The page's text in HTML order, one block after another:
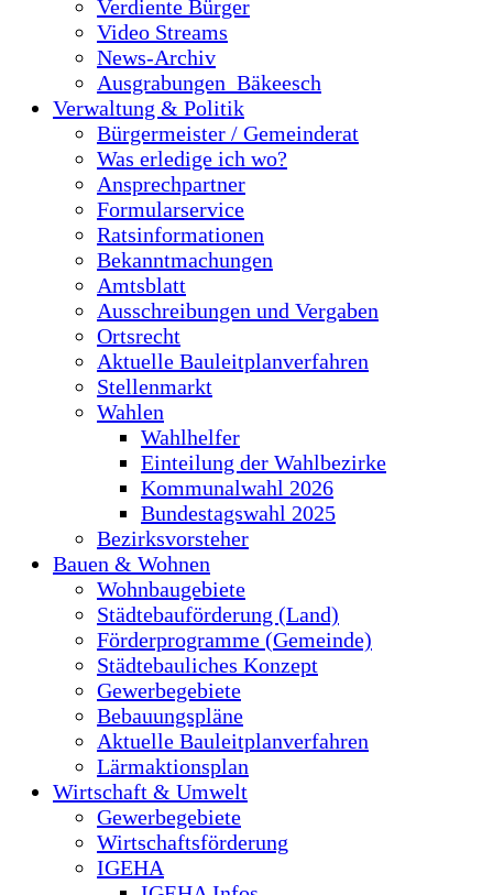
Verdiente Bürger
Video Streams
News-Archiv
Ausgrabungen_Bäkeesch
Verwaltung & Politik
Bürgermeister / Gemeinderat
Was erledige ich wo?
Ansprechpartner
Formularservice
Ratsinformationen
Bekanntmachungen
Amtsblatt
Ausschreibungen und Vergaben
Ortsrecht
Aktuelle Bauleitplanverfahren
Stellenmarkt
Wahlen
Wahlhelfer
Einteilung der Wahlbezirke
Kommunalwahl 2026
Bundestagswahl 2025
Bezirksvorsteher
Bauen & Wohnen
Wohnbaugebiete
Städtebauförderung (Land)
Förderprogramme (Gemeinde)
Städtebauliches Konzept
Gewerbegebiete
Bebauungspläne
Aktuelle Bauleitplanverfahren
Lärmaktionsplan
Wirtschaft & Umwelt
Gewerbegebiete
Wirtschaftsförderung
IGEHA